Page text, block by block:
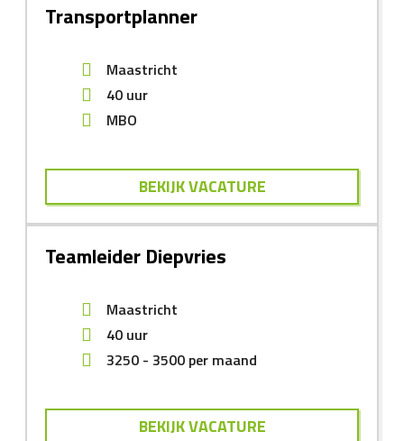
Transportplanner
Maastricht
40 uur
MBO
BEKIJK VACATURE
Teamleider Diepvries
Maastricht
40 uur
3250 - 3500 per maand
BEKIJK VACATURE